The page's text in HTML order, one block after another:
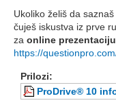
Ukoliko želiš da
čuješ iskustva iz prve
za online
https://
Prilozi:
ProDrive® 10